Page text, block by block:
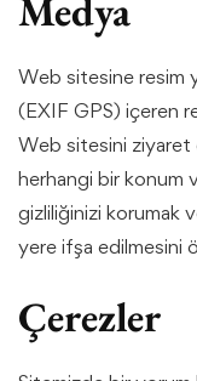
Medya
Web sitesine resim
(EXIF GPS) içeren
Web sitesini ziyaret
herhangi bir konum
gizliliğinizi korumak
yere ifşa edilmesini
Çerezler